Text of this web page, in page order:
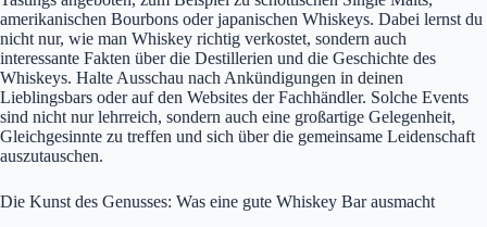
amerikanischen Bourbons oder japanischen Whiskeys. Dabei lernst du
nicht nur, wie man Whiskey richtig verkostet, sondern auch
interessante Fakten über die Destillerien und die Geschichte des
Whiskeys. Halte Ausschau nach Ankündigungen in deinen
Lieblingsbars oder auf den Websites der Fachhändler. Solche Events
sind nicht nur lehrreich, sondern auch eine großartige Gelegenheit,
Gleichgesinnte zu treffen und sich über die gemeinsame Leidenschaft
auszutauschen.
Die Kunst des Genusses: Was eine gute Whiskey Bar ausmacht